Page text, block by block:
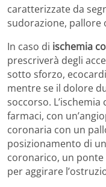
caratterizzate da
sudorazione, pallore
In caso di ischemia
prescriverà degli
sotto sforzo,
mentre se il dolore
soccorso.
farmaci, con
coronaria con un
posizionamento di
coronarico, un ponte
per aggirare